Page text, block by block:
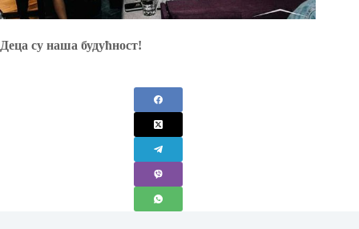
Деца су наша будућност!